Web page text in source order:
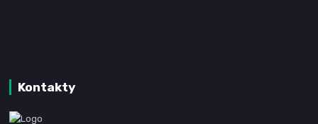
Kontakty